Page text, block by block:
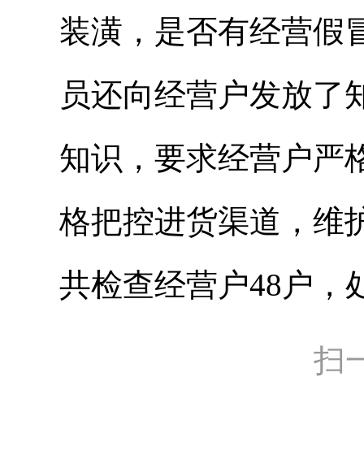
装潢，是否有经营假
员还向经营户发放了
知识，要求经营户严
格把控进货渠道，维
共检查经营户48户，
扫